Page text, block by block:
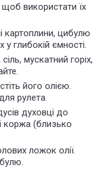
щоб використати їх
картоплини, цибулю
глибокій ємності.
мускатний горіх,
його олією.
рулета.
духовці до
коржа (близько
ложок олії.